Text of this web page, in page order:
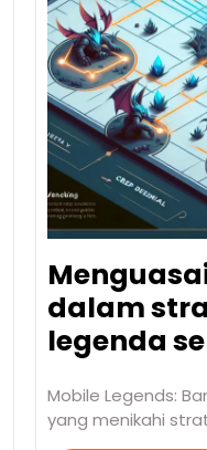
dalam
legenda
Mobile Legends:
yang menikahi